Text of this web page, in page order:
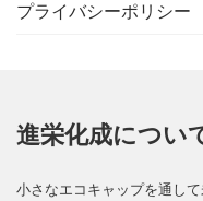
プライバシーポリシー
進栄化成につい
小さなエコキャップを通し